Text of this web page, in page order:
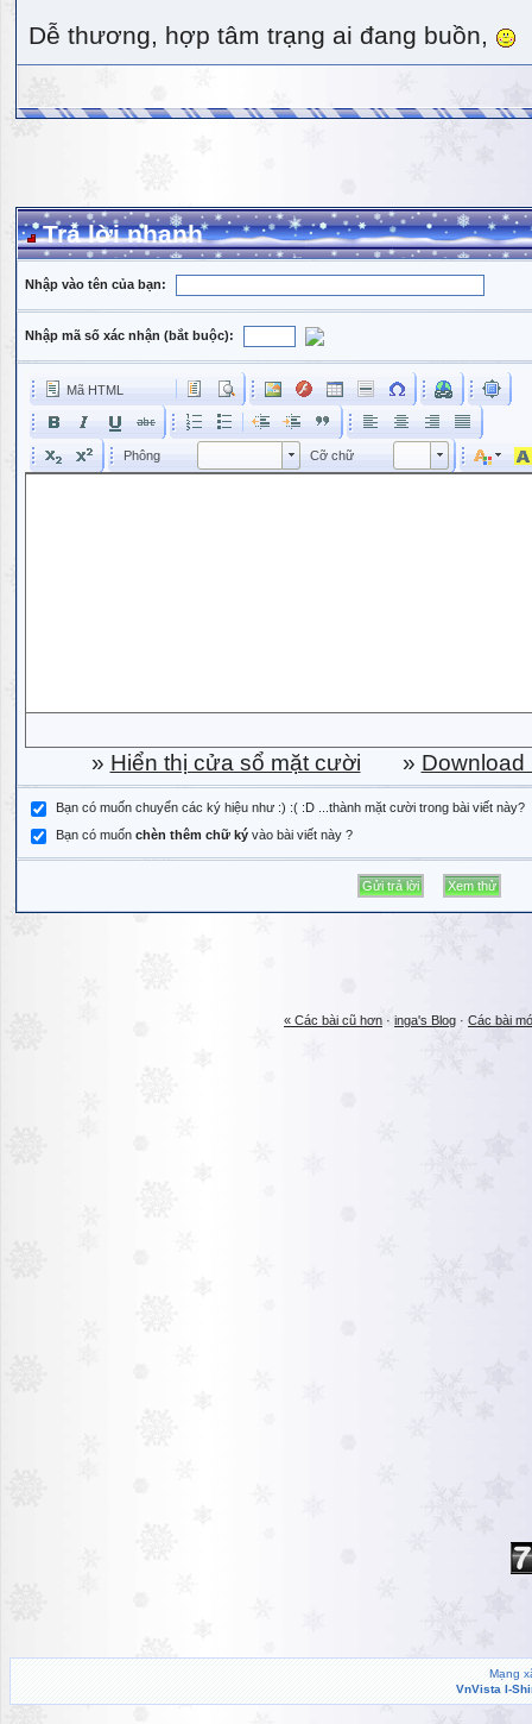
Dễ thương, hợp tâm trạng ai đang buồn,
Trả lời nhanh
Nhập vào tên của bạn:
Nhập mã số xác nhận (bắt buộc):
Mã HTML
Phông Phông Cỡ chữ Kích cỡ phông
» Hiển thị cửa sổ mặt cười » Download
Bạn có muốn chuyển các ký hiệu như :) :( :D ...thành mặt cười trong bài viết này?
Bạn có muốn chèn thêm chữ ký vào bài viết này ?
« Các bài cũ hơn · inga's Blog · Các bài
Mạng
VnVista I-